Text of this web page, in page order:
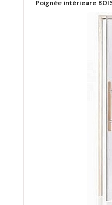
Poignée intérieure